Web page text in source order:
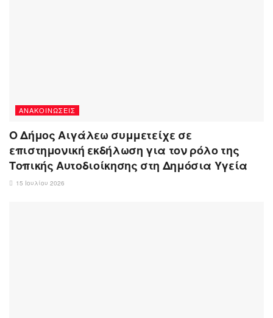
ΑΝΑΚΟΙΝΏΣΕΙΣ
Ο Δήμος Αιγάλεω συμμετείχε σε
επιστημονική εκδήλωση για τον ρόλο της
Τοπικής Αυτοδιοίκησης στη Δημόσια Υγεία
15 Ιουλίου 2026